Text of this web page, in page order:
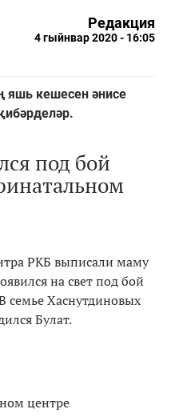
Редакция
4 гыйнвар 2020 - 16:05
яшь кешесен әнисе
под бой
РКБ выписали маму
на свет под бой
семье Хаснутдиновых
Булат.
центре